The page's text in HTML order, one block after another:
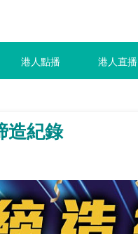
港人點播 港人直播
造紀錄